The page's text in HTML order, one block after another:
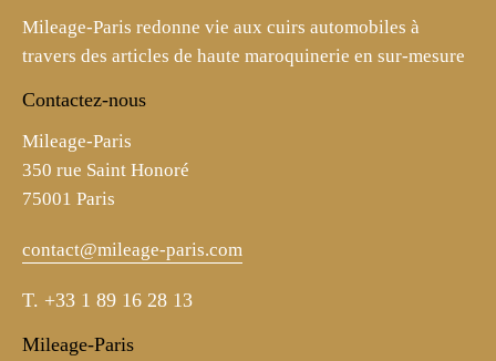
Mileage-Paris redonne vie aux cuirs automobiles à
travers des articles de haute maroquinerie en sur-mesure
Contactez-nous
Mileage-Paris
350 rue Saint Honoré
75001 Paris
contact@mileage-paris.com
T. +33 1 89 16 28 13
Mileage-Paris